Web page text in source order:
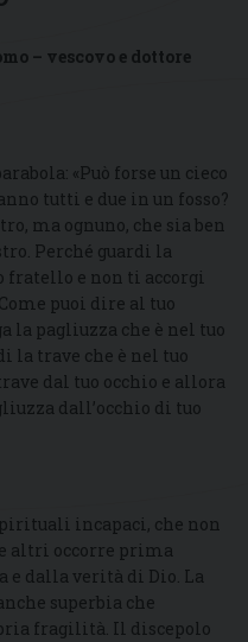
– vescovo e dottore
«Può forse un cieco
tutti e due in un fosso?
ma ognuno, che sia ben
Perché guardi la
fratello e non ti accorgi
puoi dire al tuo
la pagliuzza che è nel tuo
la trave che è nel tuo
dal tuo occhio e allora
dall’occhio di tuo
incapaci, che non
altri occorre prima
dalla verità di Dio. La
superbia che
fragilità. Il discepolo